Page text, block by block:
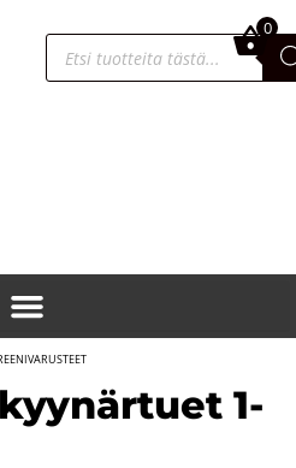
279,00€ + LISÄÄ
0,00€
0
1-